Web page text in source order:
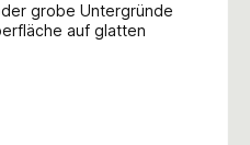
grobe Untergründe
auf glatten